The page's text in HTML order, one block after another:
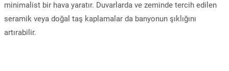
minimalist bir hava yaratır. Duvarlarda ve zeminde tercih edilen
seramik veya doğal taş kaplamalar da banyonun şıklığını
artırabilir.